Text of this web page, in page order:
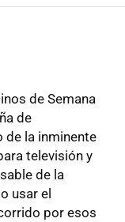
de Semana
de
de la inminente
televisión y
de la
usar el
por esos